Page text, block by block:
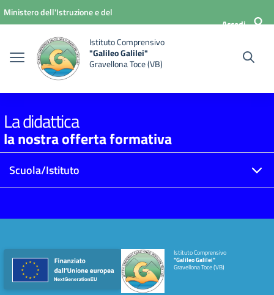
Vai ai contenuti
Vai al menu di navigazione
Vai al footer
Ministero dell'Istruzione e del
Accedi
Istituto Comprensivo
"Galileo Galilei"
Gravellona Toce (VB)
La didattica
la nostra offerta formativa
Scuola/Istituto
Istituto Comprensivo
"Galileo Galilei"
Gravellona Toce (VB)